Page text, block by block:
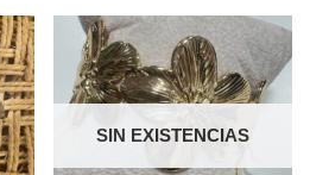
SIN EXISTENCIAS